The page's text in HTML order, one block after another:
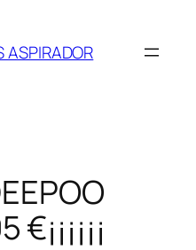
ASPIRADOR
€¡¡¡¡¡¡